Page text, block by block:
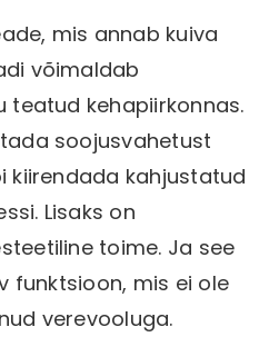
mis annab kuiva
võimaldab
teatud kehapiirkonnas.
soojusvahetust
kiirendada kahjustatud
Lisaks on
toime. Ja see
funktsioon, mis ei ole
verevooluga.